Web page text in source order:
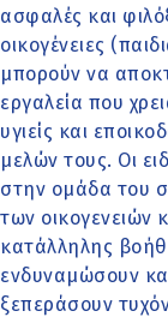
ασφαλές και
οικογένειες
μπορούν να
εργαλεία που
υγιείς και
μελών τους. Οι
στην ομάδα του
των οικογενειών
κατάλληλης
ενδυναμώσουν
ξεπεράσουν